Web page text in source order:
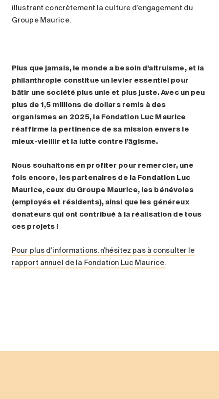
illustrant concrètement la culture d’engagement du
Groupe Maurice.
Plus que jamais, le monde a besoin d’altruisme, et la
philanthropie constitue un levier essentiel pour
bâtir une société plus unie et plus juste. Avec un peu
plus de 1,5 millions de dollars remis à des
organismes en 2025, la Fondation Luc Maurice
réaffirme la pertinence de sa mission envers le
mieux-vieillir et la lutte contre l’âgisme.
Nous souhaitons en profiter pour remercier, une
fois encore, les partenaires de la Fondation Luc
Maurice, ceux du Groupe Maurice, les bénévoles
(employés et résidents), ainsi que les généreux
donateurs qui ont contribué à la réalisation de tous
ces projets !
Pour plus d’informations, n’hésitez pas à consulter le
rapport annuel de la Fondation Luc Maurice.